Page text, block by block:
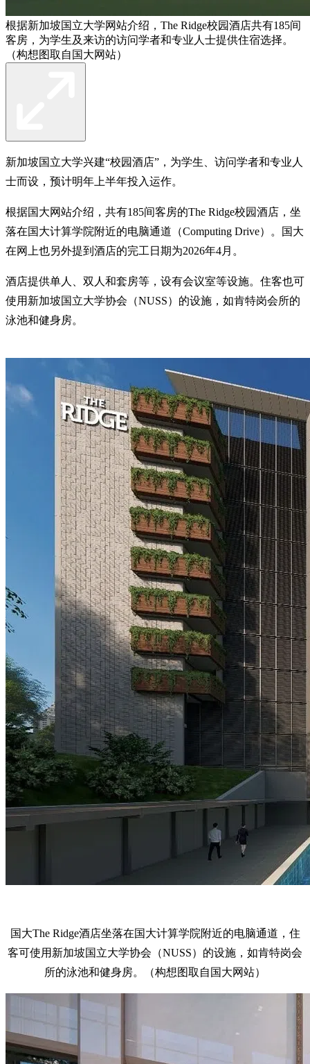
根据新加坡国立大学网站介绍，The Ridge校园酒店共有185间
客房，为学生及来访的访问学者和专业人士提供住宿选择。
（构想图取自国大网站）
新加坡国立大学兴建“校园酒店”，为学生、访问学者和专业人
士而设，预计明年上半年投入运作。
根据国大网站介绍，共有185间客房的The Ridge校园酒店，坐
落在国大计算学院附近的电脑通道（Computing Drive）。国大
在网上也另外提到酒店的完工日期为2026年4月。
酒店提供单人、双人和套房等，设有会议室等设施。住客也可
使用新加坡国立大学协会（NUSS）的设施，如肯特岗会所的
泳池和健身房。
国大The Ridge酒店坐落在国大计算学院附近的电脑通道，住
客可使用新加坡国立大学协会（NUSS）的设施，如肯特岗会
所的泳池和健身房。（构想图取自国大网站）